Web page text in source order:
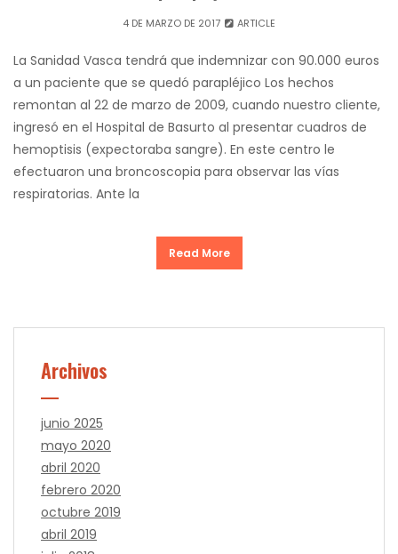
4 DE MARZO DE 2017 ARTICLE
La Sanidad Vasca tendrá que indemnizar con 90.000 euros
a un paciente que se quedó parapléjico Los hechos
remontan al 22 de marzo de 2009, cuando nuestro cliente,
ingresó en el Hospital de Basurto al presentar cuadros de
hemoptisis (expectoraba sangre). En este centro le
efectuaron una broncoscopia para observar las vías
respiratorias. Ante la
Read More
Archivos
junio 2025
mayo 2020
abril 2020
febrero 2020
octubre 2019
abril 2019